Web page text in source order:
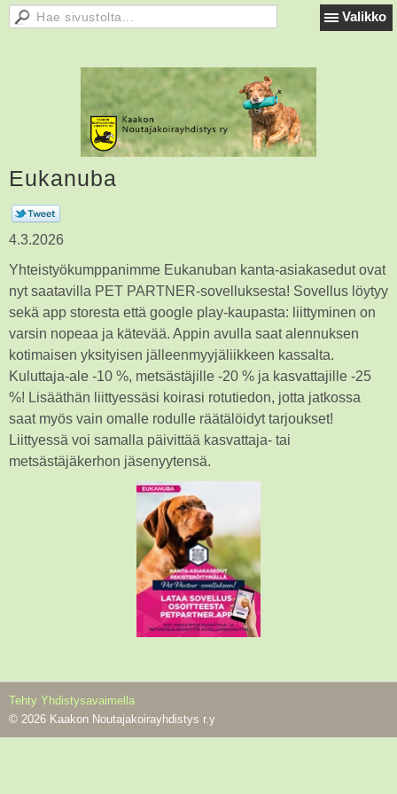
Valikko
Eukanuba
4.3.2026
Yhteistyökumppanimme Eukanuban kanta-asiakasedut ovat
nyt saatavilla PET PARTNER-sovelluksesta! Sovellus löytyy
sekä app storesta että google play-kaupasta: liittyminen on
varsin nopeaa ja kätevää. Appin avulla saat alennuksen
kotimaisen yksityisen jälleenmyyjäliikkeen kassalta.
Kuluttaja-ale -10 %, metsästäjille -20 % ja kasvattajille -25
%! Lisääthän liittyessäsi koirasi rotutiedon, jotta jatkossa
saat myös vain omalle rodulle räätälöidyt tarjoukset!
Liittyessä voi samalla päivittää kasvattaja- tai
metsästäjäkerhon jäsenyytensä.
Tehty Yhdistysavaimella
© 2026 Kaakon Noutajakoirayhdistys r.y